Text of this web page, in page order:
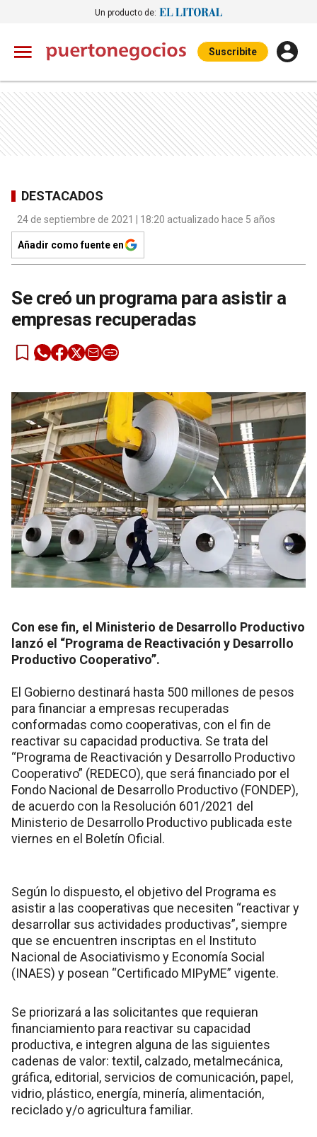
Un producto de:
Suscribite
DESTACADOS
24 de septiembre de 2021 | 18:20 actualizado hace 5 años
Añadir como fuente en
Se creó un programa para asistir a
empresas recuperadas
Con ese fin, el Ministerio de Desarrollo Productivo
lanzó el “Programa de Reactivación y Desarrollo
Productivo Cooperativo”.
El Gobierno destinará hasta 500 millones de pesos
para financiar a empresas recuperadas
conformadas como cooperativas, con el fin de
reactivar su capacidad productiva. Se trata del
“Programa de Reactivación y Desarrollo Productivo
Cooperativo” (REDECO), que será financiado por el
Fondo Nacional de Desarrollo Productivo (FONDEP),
de acuerdo con la Resolución 601/2021 del
Ministerio de Desarrollo Productivo publicada este
viernes en el Boletín Oficial.
Según lo dispuesto, el objetivo del Programa es
asistir a las cooperativas que necesiten “reactivar y
desarrollar sus actividades productivas”, siempre
que se encuentren inscriptas en el Instituto
Nacional de Asociativismo y Economía Social
(INAES) y posean “Certificado MIPyME” vigente.
Se priorizará a las solicitantes que requieran
financiamiento para reactivar su capacidad
productiva, e integren alguna de las siguientes
cadenas de valor: textil, calzado, metalmecánica,
gráfica, editorial, servicios de comunicación, papel,
vidrio, plástico, energía, minería, alimentación,
reciclado y/o agricultura familiar.